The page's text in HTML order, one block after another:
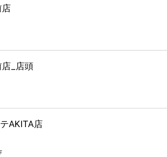
店
店_店頭
AKITA店